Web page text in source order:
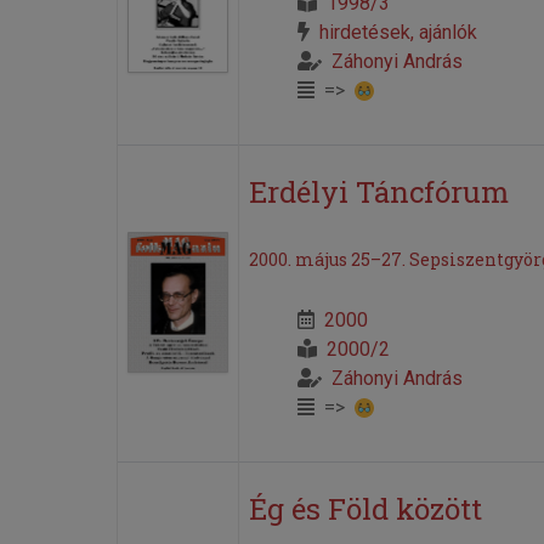
hirdetések, ajánlók
Záhonyi András
=>
Erdélyi Táncfórum
2000. május 25–27.
2000
2000/2
Záhonyi András
=>
Ég és Föld között